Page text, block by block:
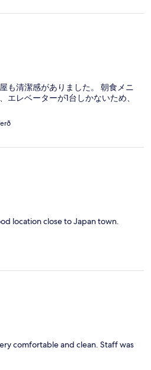
も清潔感がありました。 朝食メニ
エレベーターが1台しかないため、
location close to Japan town.
comfortable and clean. Staff was